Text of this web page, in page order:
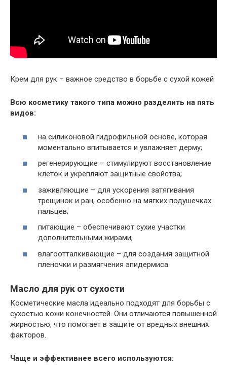
Крем для рук – важное средство в борьбе с сухой кожей
Всю косметику такого типа можно разделить на пять
видов:
на силиконовой гидрофильной основе, которая
моментально впитывается и увлажняет дерму;
регенерирующие – стимулируют восстановление
клеток и укрепляют защитные свойства;
заживляющие – для ускорения затягивания
трещинок и ран, особенно на мягких подушечках
пальцев;
питающие – обеспечивают сухие участки
дополнительными жирами;
влагоотталкивающие – для создания защитной
пленочки и размягчения эпидермиса.
Масло для рук от сухости
Косметические масла идеально подходят для борьбы с
сухостью кожи конечностей. Они отличаются повышенной
жирностью, что помогает в защите от вредных внешних
факторов.
Чаще и эффективнее всего используются: